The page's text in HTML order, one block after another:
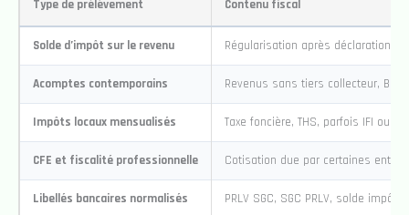
Type de prélèvement Contenu fiscal
Solde d’impôt sur le revenu Régularisation après déclaration
Acomptes contemporains Revenus sans tiers collecteur, BIC,
Impôts locaux mensualisés Taxe foncière, THS, parfois IFI ou
CFE et fiscalité professionnelle Cotisation due par certaines
Libellés bancaires normalisés PRLV SGC, SGC PRLV, solde impôt